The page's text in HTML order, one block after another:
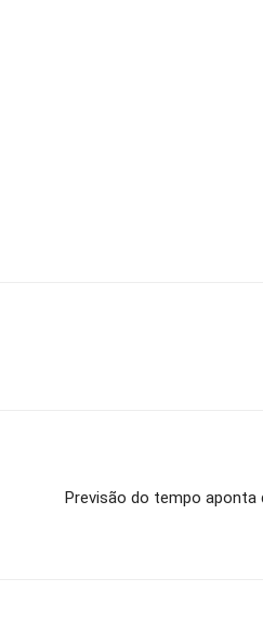
Previsão do tempo aponta